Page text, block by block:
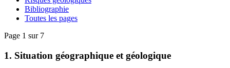
Bibliographie
Toutes les pages
Page 1 sur 7
1. Situation géographique et géologique